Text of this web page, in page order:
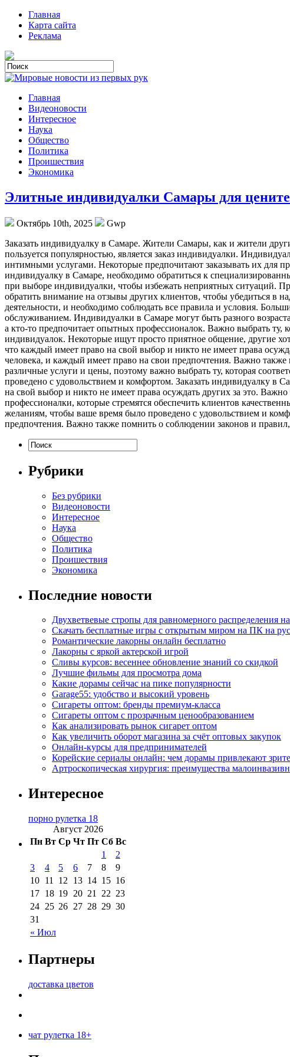
Главная
Карта сайта
Реклама
Главная
Видеоновости
Интересное
Наука
Общество
Политика
Проишествия
Экономика
Элитные индивидуалки Самары для
Октябрь 10th, 2025
Gwp
Зaкaзaть индивидуaлку в Сaмaрe. Житeли Самары, как и жители
пользуется популярностью, является заказ индивидуалки.
интимными услугами. Некоторые предпочитают заказывать их для
индивидуалку в Самаре, необходимо обратиться к
при выборе индивидуалки, чтобы избежать неприятных ситуаций.
обратить внимание на отзывы других клиентов, чтобы убедиться в
деятельности, и необходимо соблюдать все правила и условия.
обслуживанием. Индивидуалки в Самаре могут быть разного
а кто-то предпочитает опытных профессионалок. Важно выбрать
индивидуалок. Некоторые ищут просто приятное общение, другие
что каждый имеет право на свой выбор и никто не имеет права
человека, и каждый имеет право на свои предпочтения. Важно
различные услуги и цены, поэтому важно выбрать ту, которая
проведено с удовольствием и комфортом. Заказать индивидуалку в
на свой выбор и никто не имеет права осуждать других за это.
профессионалки, которые стремятся обеспечить клиентов
желаниям, чтобы ваше время было проведено с удовольствием и
предпочтения. Важно также помнить о соблюдении законов и
Рубрики
Без рубрики
Видеоновости
Интересное
Наука
Общество
Политика
Проишествия
Экономика
Последние новости
Двухветвевые стропы для равномерного распределения
Скачать бесплатные игры с открытым миром на ПК на
Романтические лакорны онлайн бесплатно
Лакорны с яркой актерской игрой
Сливы курсов: весеннее обновление знаний со скидкой
Лучшие фильмы для просмотра дома
Какие дорамы сейчас на пике популярности
Garage55: удобство и высокий уровень
Сигареты оптом: бренды премиум-класса
Сигареты оптом с прозрачным ценообразованием
Как анализировать рынок сигарет оптом
Как увеличить оборот магазина за счёт оптовых закупок
Онлайн-курсы для предпринимателей
Корейские сериалы онлайн: чем дорамы привлекают
Артроскопическая хирургия: преимущества
Интересное
порно рулетка 18
Август 2026
Пн Вт Ср Чт Пт Сб Вс
« Июл
1
2
3
4 5 6 7 8
9
10 11 12 13 14 15 16
17 18 19 20 21 22 23
24 25 26 27 28 29 30
31
Партнеры
доставка цветов
чат рулетка 18+